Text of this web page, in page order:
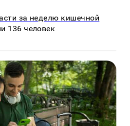
за неделю кишечной
136 человек